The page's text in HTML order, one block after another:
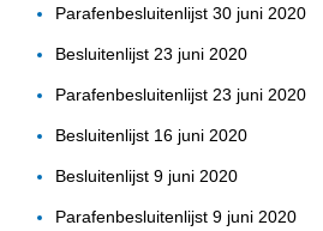
Parafenbesluitenlijst 30 juni 2020
Besluitenlijst 23 juni 2020
Parafenbesluitenlijst 23 juni 2020
Besluitenlijst 16 juni 2020
Besluitenlijst 9 juni 2020
Parafenbesluitenlijst 9 juni 2020